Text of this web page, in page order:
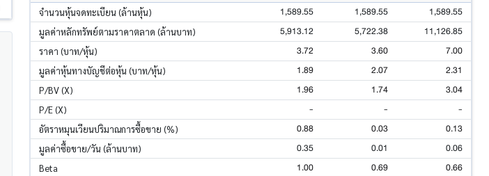
จำนวนหุ้นจดทะเบียน (ล้านหุ้น) 1,589.55 1,589.55 1,589.55
มูลค่าหลักทรัพย์ตามราคาตลาด (ล้านบาท) 5,913.12 5,722.38 11,126.85
ราคา (บาท/หุ้น) 3.72 3.60 7.00
มูลค่าหุ้นทางบัญชีต่อหุ้น (บาท/หุ้น) 1.89 2.07 2.31
P/BV (X) 1.96 1.74 3.04
P/E (X) - - -
อัตราหมุนเวียนปริมาณการซื้อขาย (%) 0.88 0.03 0.13
มูลค่าซื้อขาย/วัน (ล้านบาท) 0.35 0.01 0.06
Beta 1.00 0.69 0.66